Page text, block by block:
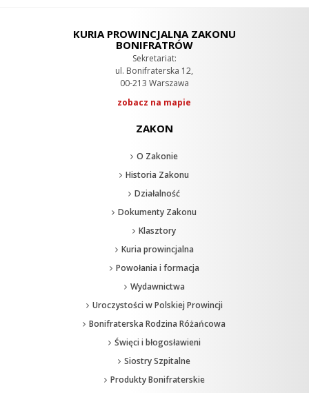
KURIA PROWINCJALNA ZAKONU
BONIFRATRÓW
Sekretariat:
ul. Bonifraterska 12,
00-213 Warszawa
zobacz na mapie
ZAKON
O Zakonie
Historia Zakonu
Działalność
Dokumenty Zakonu
Klasztory
Kuria prowincjalna
Powołania i formacja
Wydawnictwa
Uroczystości w Polskiej Prowincji
Bonifraterska Rodzina Różańcowa
Święci i błogosławieni
Siostry Szpitalne
Produkty Bonifraterskie